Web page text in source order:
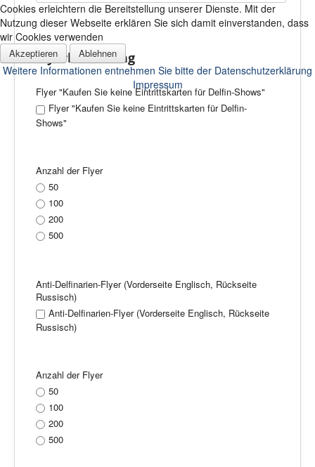
Flyerbestellung
Flyer "Kaufen Sie keine Eintrittskarten für Delfin-Shows"
Flyer "Kaufen Sie keine Eintrittskarten für Delfin-
Shows"
Anzahl der Flyer
50
100
200
500
Anti-Delfinarien-Flyer (Vorderseite Englisch, Rückseite
Russisch)
Anti-Delfinarien-Flyer (Vorderseite Englisch, Rückseite
Russisch)
Anzahl der Flyer
50
100
200
500
Cookies erleichtern die Bereitstellung unserer Dienste. Mit der
Nutzung dieser Webseite erklären Sie sich damit einverstanden, dass
wir Cookies verwenden
Akzeptieren Ablehnen
Weitere Informationen entnehmen Sie bitte der Datenschutzerklärung
Impressum